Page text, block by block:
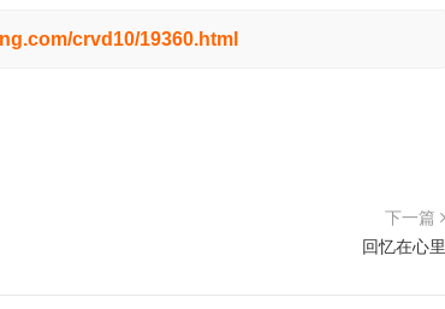
crvd10/19360.html
下一篇
回忆在心里